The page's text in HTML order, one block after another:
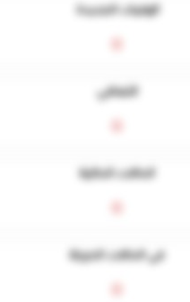
التعافي
في الحالات الحرجة